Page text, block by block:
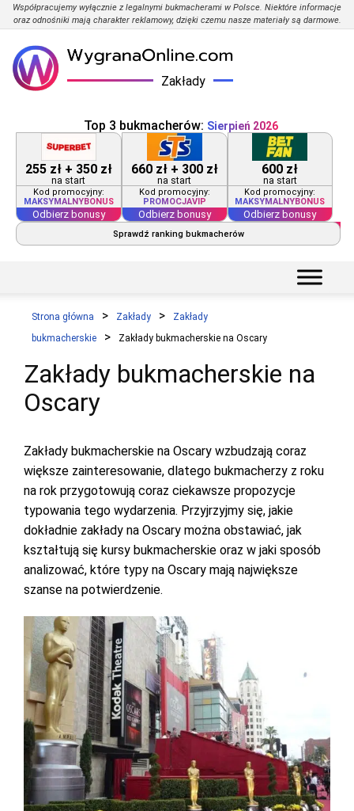
Współpracujemy wyłącznie z legalnymi bukmacherami w Polsce. Niektóre informacje
oraz odnośniki mają charakter reklamowy, dzięki czemu nasze materiały są darmowe.
Zakłady
Top 3 bukmacherów: Sierpień 2026
255 zł + 350 zł
na start
Kod promocyjny:
MAKSYMALNYBONUS
Odbierz bonusy
660 zł + 300 zł
na start
Kod promocyjny:
PROMOCJAVIP
Odbierz bonusy
600 zł
na start
Kod promocyjny:
MAKSYMALNYBONUS
Odbierz bonusy
Sprawdź ranking bukmacherów
Strona główna Zakłady
Zakłady
bukmacherskie
Zakłady bukmacherskie na Oscary
Zakłady bukmacherskie na
Oscary
Zakłady bukmacherskie na Oscary wzbudzają coraz
większe zainteresowanie, dlatego bukmacherzy z roku
na rok przygotowują coraz ciekawsze propozycje
typowania tego wydarzenia. Przyjrzyjmy się, jakie
dokładnie zakłady na Oscary można obstawiać, jak
kształtują się kursy bukmacherskie oraz w jaki sposób
analizować, które typy na Oscary mają największe
szanse na potwierdzenie.